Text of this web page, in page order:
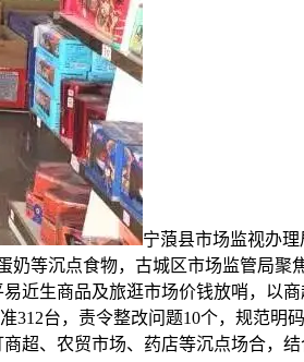
宁蒗县市场监视办理
等沉点食物，古城区市场监管局聚
近生商品及旅逛市场价钱放哨，以
台，责令整改问题10个，规范明
超、农贸市场、药店等沉点场合，结